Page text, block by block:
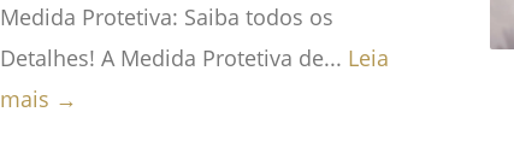
Medida Protetiva: Saiba todos os
Detalhes! A Medida Protetiva de... Leia
mais →